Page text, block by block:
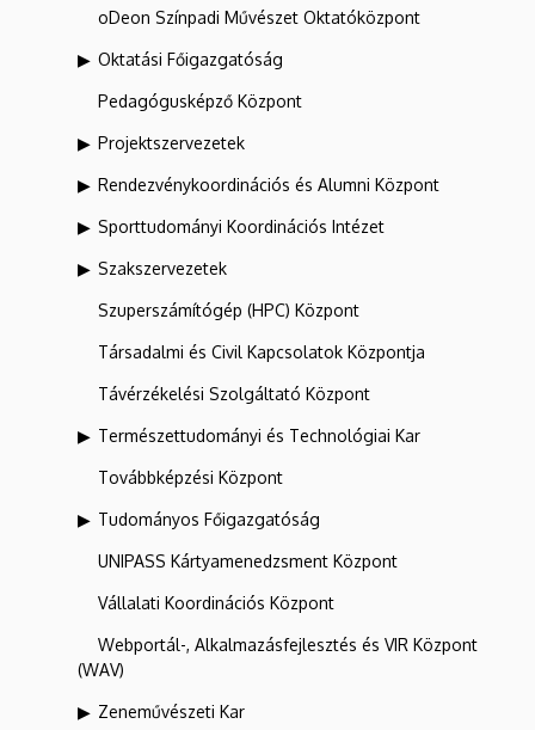
oDeon Színpadi Művészet Oktatóközpont
Oktatási Főigazgatóság
Pedagógusképző Központ
Projektszervezetek
Rendezvénykoordinációs és Alumni Központ
Sporttudományi Koordinációs Intézet
Szakszervezetek
Szuperszámítógép (HPC) Központ
Társadalmi és Civil Kapcsolatok Központja
Távérzékelési Szolgáltató Központ
Természettudományi és Technológiai Kar
Továbbképzési Központ
Tudományos Főigazgatóság
UNIPASS Kártyamenedzsment Központ
Vállalati Koordinációs Központ
Webportál-, Alkalmazásfejlesztés és VIR Központ
(WAV)
Zeneművészeti Kar